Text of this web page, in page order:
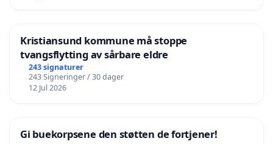
Kristiansund kommune må stoppe
tvangsflytting av sårbare eldre
243 signaturer
243 Signeringer / 30 dager
12 Jul 2026
Gi buekorpsene den støtten de fortjener!